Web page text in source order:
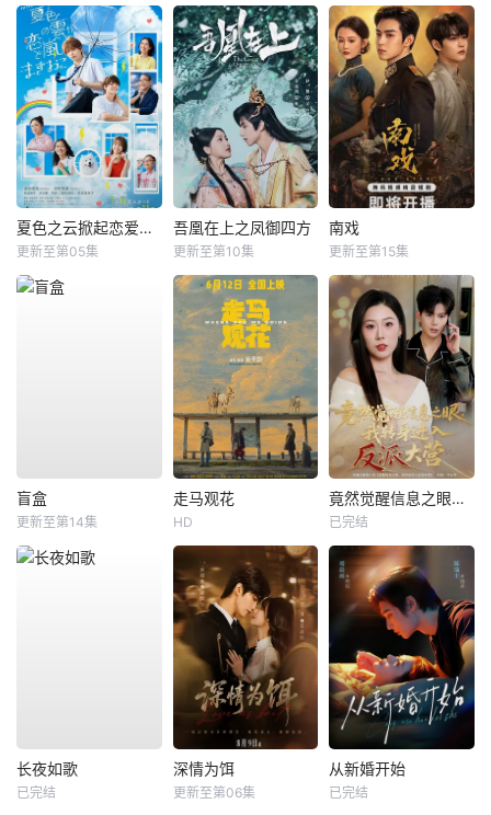
夏色之云掀起恋爱与风暴
更新至第05集
吾凰在上之凤御四方
更新至第10集
南戏
更新至第15集
盲盒
更新至第14集
走马观花
HD
竟然觉醒信息之眼，我转身进入反派大营
已完结
长夜如歌
已完结
深情为饵
更新至第06集
从新婚开始
已完结